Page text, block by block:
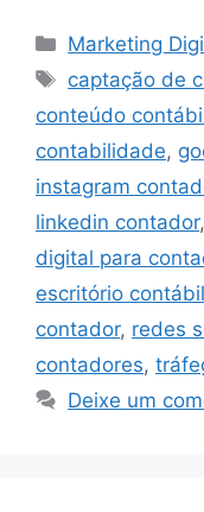
Categorias
Marketing
Tags
captação de
conteúdo
contabilidade,
instagram
linkedin contador,
digital para
escritório contábil
contador, redes
contadores,
Deixe um